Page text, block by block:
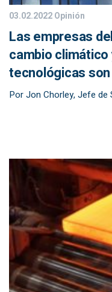
03.02.2022Opinión
Las empresas
cambio
tecnológicas
Por Jon Chorley, Jefe de